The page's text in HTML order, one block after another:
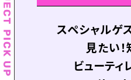
スペシャルゲ
見たい！
ビューティ